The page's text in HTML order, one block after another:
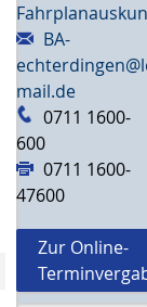
BA-
mail.de
0711 1600-
600
0711 1600-
47600
Zur Online-